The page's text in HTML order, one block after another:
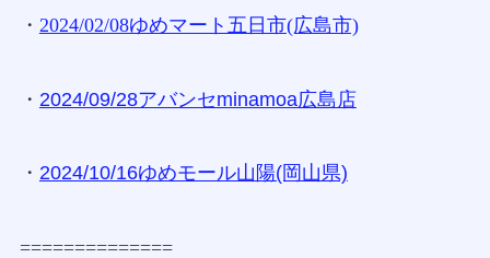
・ 2024/02/08ゆめマート五日市(広島市)
・ 2024/09/28アバンセminamoa広島店
・ 2024/10/16ゆめモール山陽(岡山県)
==============